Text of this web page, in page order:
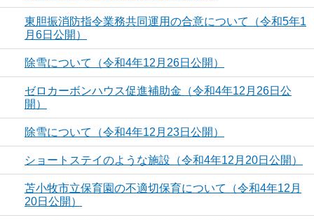
東胆振消防指令業務共同運用の合意について（令和5年1
月6日公開）
除雪について（令和4年12月26日公開）
ゼロカーボンハウス促進補助金（令和4年12月26日公
開）
除雪について（令和4年12月23日公開）
ショートステイのような施設（令和4年12月20日公開）
苫小牧市立保育園の不適切保育について（令和4年12月
20日公開）